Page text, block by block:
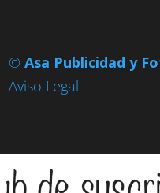
©Asa Publicidad y
Aviso Legal